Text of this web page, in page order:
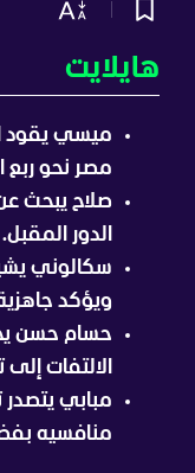
هايلايت
ميسي يقود
مصر نحو ربع
صلاح يبحث
الدور المقبل.
سكالوني
ويؤكد
حسام حسن
الالتفات
مبابي
منافسيه